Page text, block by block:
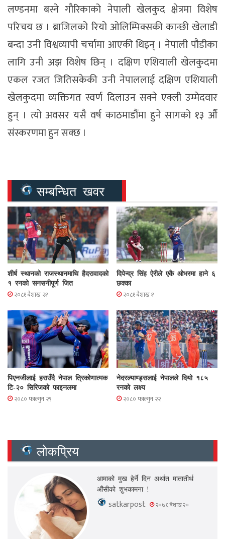
लण्डनमा बस्ने गौरिकाको नेपाली खेलकुद क्षेत्रमा विशेष
परिचय छ । ब्राजिलको रियो ओलिम्पिक्सकी कान्छी खेलाडी
बन्दा उनी विश्वव्यापी चर्चामा आएकी थिइन् । नेपाली पौडीका
लागि उनी अझ विशेष छिन् । दक्षिण एशियाली खेलकुदमा
एकल रजत जितिसकेकी उनी नेपाललाई दक्षिण एशियाली
खेलकुदमा व्यक्तिगत स्वर्ण दिलाउन सक्ने एक्ली उम्मेदवार
हुन् । त्यो अवसर यसै वर्ष काठमाडौंमा हुने सागको १३ औँ
संस्करणमा हुन सक्छ ।
सम्बन्धित खवर
शीर्ष स्थानको राजस्थानमाथि हैदरावादको
१ रनको सनसनीपूर्ण जित
२०८१ बैशाख २१
दिपेन्द्र सिंह ऐरीले एकै ओभरमा हाने ६
छक्का
२०८१ बैशाख १
पिएनजीलाई हराउँदै नेपाल त्रिकोणात्मक
टि-२० सिरिजको फाइनलमा
२०८० फाल्गुन २९
नेदरल्याण्ड्सलाई नेपालले दियो १८५
रनको लक्ष्य
२०८० फाल्गुन २२
लोकप्रिय
आमाको मुख हेर्ने दिन अर्थात मातातीर्थ
औंसीको शुभकामना !
satkarpost २०७६ बैशाख २०